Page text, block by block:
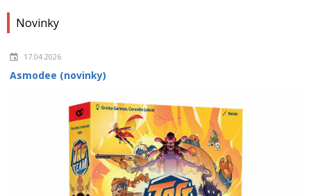
Novinky
17.04.2026
Asmodee (novinky)